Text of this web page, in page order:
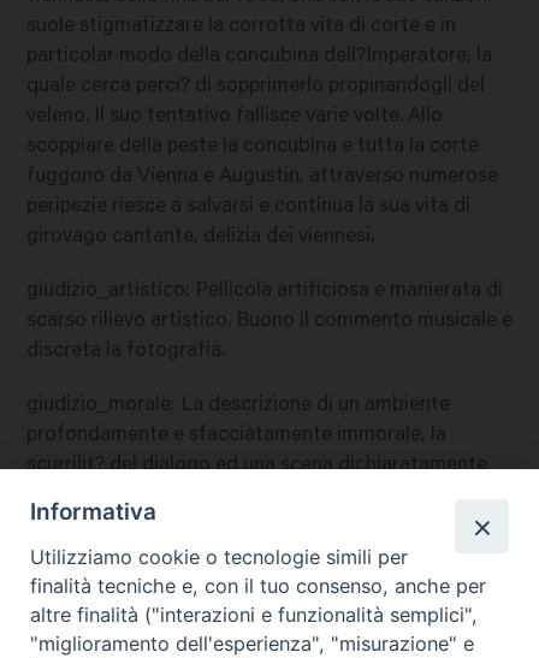
suole stigmatizzare la corrotta vita di corte e in
particolar modo della concubina dell?Imperatore, la
quale cerca perci? di sopprimerlo propinandogli del
veleno. Il suo tentativo fallisce varie volte. Allo
scoppiare della peste la concubina e tutta la corte
fuggono da Vienna e Augustin, attraverso numerose
peripezie riesce a salvarsi e continua la sua vita di
girovago cantante, delizia dei viennesi.
giudizio_artistico: Pellicola artificiosa e manierata di
scarso rilievo artistico. Buono il commento musicale e
discreta la fotografia.
giudizio_morale: La descrizione di un ambiente
profondamente e sfacciatamente immorale, la
scurrilit? del dialogo ed una scena dichiaratamente
penitenza, escludono nel modo pi? assoluto la visione
del film per ogni genere di pubblico.E
nazione:Germania
Informativa
Utilizziamo cookie o tecnologie simili per
finalità tecniche e, con il tuo consenso, anche per
altre finalità ("interazioni e funzionalità semplici",
"miglioramento dell'esperienza", "misurazione" e